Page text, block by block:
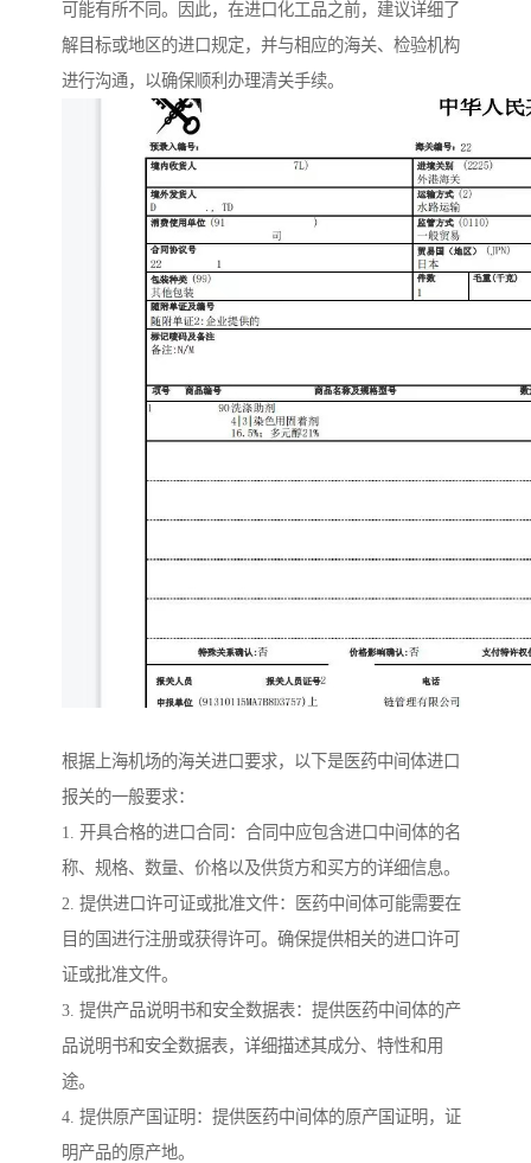
可能有所不同。因此，在进口化工品之前，建议详细了
解目标或地区的进口规定，并与相应的海关、检验机构
进行沟通，以确保顺利办理清关手续。
根据上海机场的海关进口要求，以下是医药中间体进口
报关的一般要求：
1. 开具合格的进口合同：合同中应包含进口中间体的名
称、规格、数量、价格以及供货方和买方的详细信息。
2. 提供进口许可证或批准文件：医药中间体可能需要在
目的国进行注册或获得许可。确保提供相关的进口许可
证或批准文件。
3. 提供产品说明书和安全数据表：提供医药中间体的产
品说明书和安全数据表，详细描述其成分、特性和用
途。
4. 提供原产国证明：提供医药中间体的原产国证明，证
明产品的原产地。